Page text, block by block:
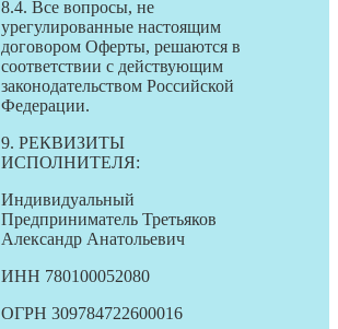
8.4. Все вопросы, не
урегулированные настоящим
договором Оферты, решаются в
соответствии с действующим
законодательством Российской
Федерации.
9. РЕКВИЗИТЫ
ИСПОЛНИТЕЛЯ:
Индивидуальный
Предприниматель Третьяков
Александр Анатольевич
ИНН 780100052080
ОГРН 309784722600016